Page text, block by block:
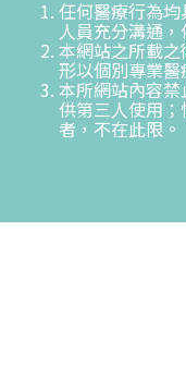
任何醫療行為
人員充分溝通
本網站之所載
形以個別專業醫
本所網站內容
供第三人使用
者，不在此限。